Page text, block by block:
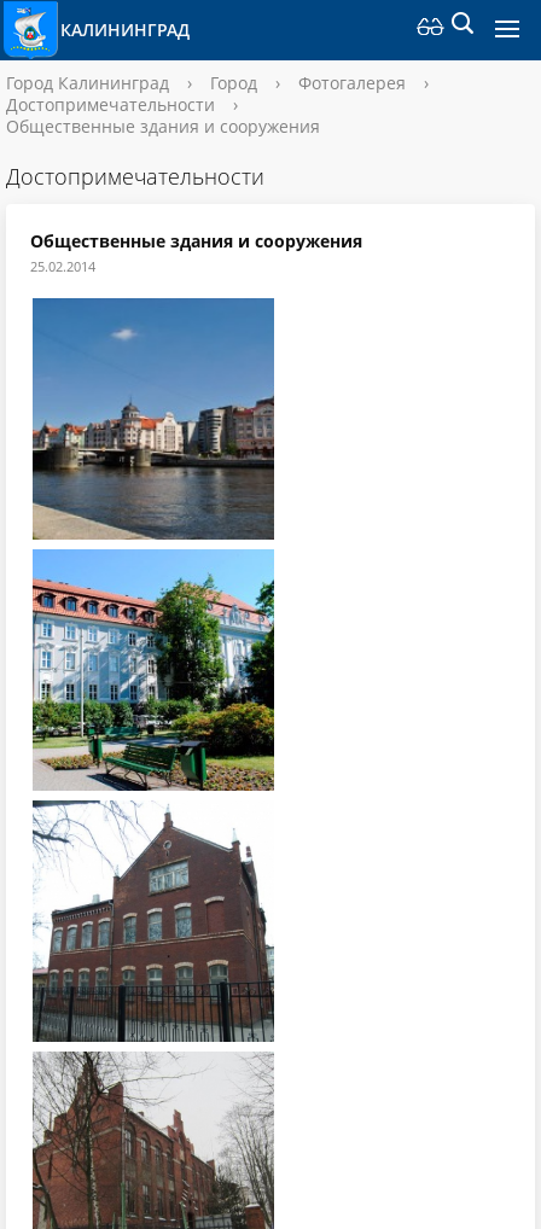
КАЛИНИНГРАД
Город Калининград › Город › Фотогалерея
›
Достопримечательности
›
Общественные здания и сооружения
Достопримечательности
Общественные здания и сооружения
25.02.2014